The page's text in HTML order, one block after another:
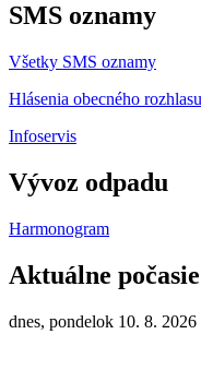
SMS oznamy
Všetky SMS oznamy
Hlásenia obecného rozhlasu
Infoservis
Vývoz odpadu
Harmonogram
Aktuálne počasie
dnes, pondelok 10. 8. 2026